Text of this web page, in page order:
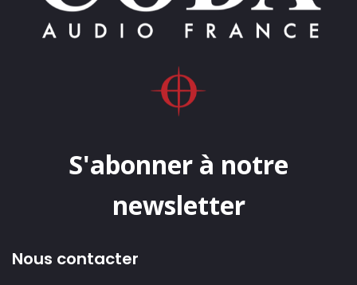
S'abonner à notre
newsletter
Nous contacter